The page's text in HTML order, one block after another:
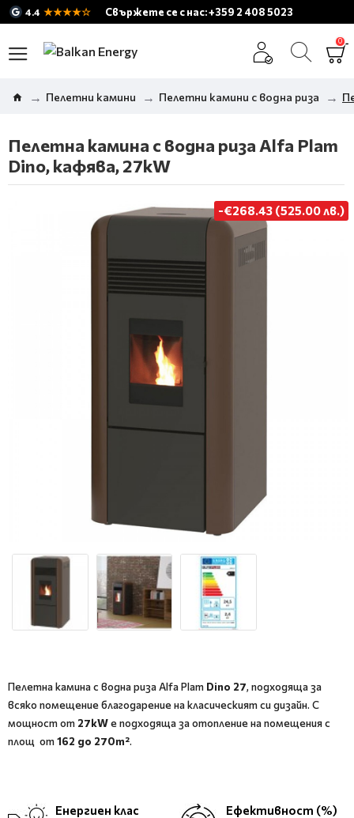
4.4 ★★★★☆ Свържете се с нас: +359 2 408 5023
0
Пелетни камини Пелетни камини с водна риза
Пелетна камина с водна риза Alfa Plam
Dino, кафява, 27kW
-€268.43 (525.00 лв.)
Пелетна камина с водна риза Alfa Plam Dino 27, подходяща за
всяко помещение благодарение на класическият си дизайн. С
мощност от 27kWе подходяща за отопление на помещения с
площ от162 до 270m².
Енергиен клас Ефективност (%)